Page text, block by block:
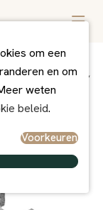
dikte gezaagd,
om een
en om
weten
beleid.
Voorkeuren